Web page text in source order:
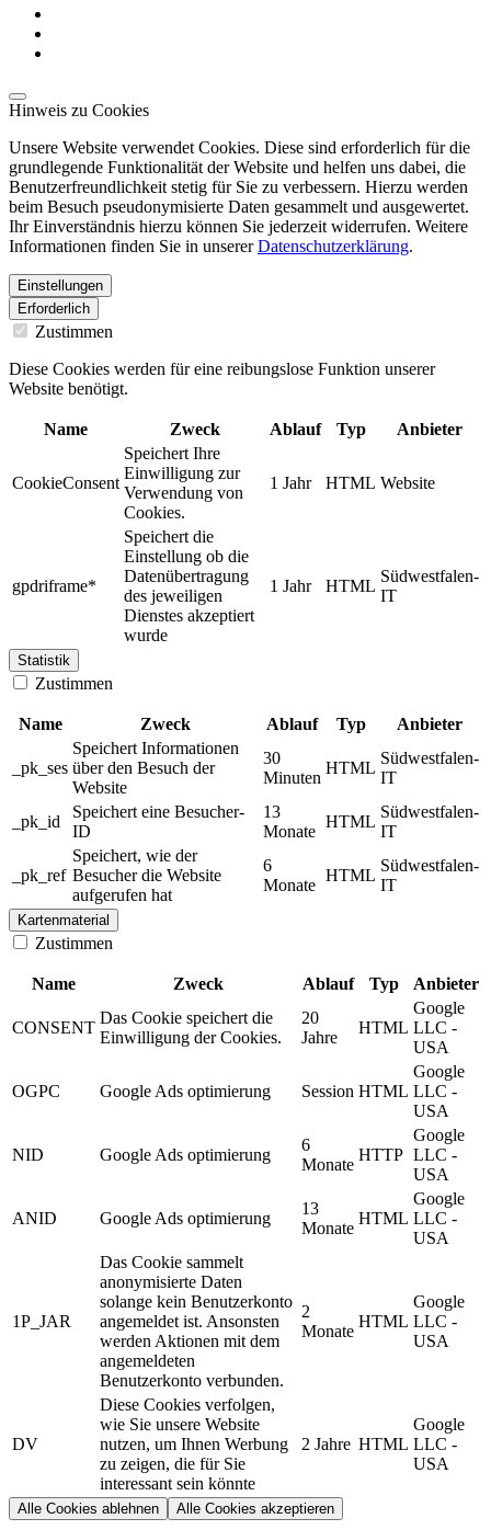
Hinweis zu Cookies
Unsere Website verwendet Cookies. Diese sind erforderlich für die
grundlegende Funktionalität der Website und helfen uns dabei, die
Benutzerfreundlichkeit stetig für Sie zu verbessern. Hierzu werden
beim Besuch pseudonymisierte Daten gesammelt und ausgewertet.
Ihr Einverständnis hierzu können Sie jederzeit widerrufen. Weitere
Informationen finden Sie in unsererDatenschutzerklärung.
Einstellungen
Erforderlich
Zustimmen
Diese Cookies werden für eine reibungslose Funktion unserer
Website benötigt.
Name Zweck Ablauf Typ Anbieter
CookieConsent
Speichert Ihre
Einwilligung zur
Verwendung von
Cookies.
1 Jahr HTML Website
gpdriframe*
Speichert die
Einstellung ob die
Datenübertragung
des jeweiligen
Dienstes akzeptiert
wurde
1 Jahr HTML
Südwestfalen-
IT
Statistik
Zustimmen
Name Zweck Ablauf Typ Anbieter
_pk_ses
Speichert Informationen
über den Besuch der
Website
30
Minuten
HTML
Südwestfalen-
IT
_pk_id
Speichert eine Besucher-
ID
13
Monate
HTML
Südwestfalen-
IT
_pk_ref
Speichert, wie der
Besucher die Website
aufgerufen hat
6
Monate
HTML
Südwestfalen-
IT
Kartenmaterial
Zustimmen
Name Zweck Ablauf Typ Anbieter
CONSENT
Das Cookie speichert die
Einwilligung der Cookies.
20
Jahre
HTML
Google
LLC -
USA
OGPC Google Ads optimierung Session HTML
Google
LLC -
USA
NID Google Ads optimierung
6
Monate
HTTP
Google
LLC -
USA
ANID Google Ads optimierung
13
Monate
HTML
Google
LLC -
USA
1P_JAR
Das Cookie sammelt
anonymisierte Daten
solange kein Benutzerkonto
angemeldet ist. Ansonsten
werden Aktionen mit dem
angemeldeten
Benutzerkonto verbunden.
2
Monate
HTML
Google
LLC -
USA
DV
Diese Cookies verfolgen,
wie Sie unsere Website
nutzen, um Ihnen Werbung
zu zeigen, die für Sie
interessant sein könnte
2 Jahre HTML
Google
LLC -
USA
Alle Cookies ablehnen Alle Cookies akzeptieren